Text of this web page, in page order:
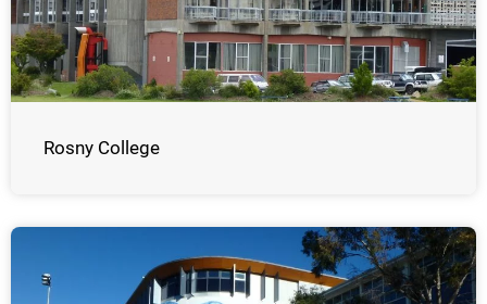
Rosny College